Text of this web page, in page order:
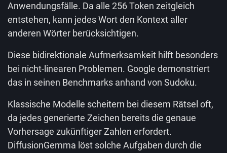
Anwendungsfälle. Da alle 256 Token zeitgleich
entstehen, kann jedes Wort den Kontext aller
anderen Wörter berücksichtigen.
Diese bidirektionale Aufmerksamkeit hilft besonders
bei nicht-linearen Problemen. Google demonstriert
das in seinen Benchmarks anhand von Sudoku.
Klassische Modelle scheitern bei diesem Rätsel oft,
da jedes generierte Zeichen bereits die genaue
Vorhersage zukünftiger Zahlen erfordert.
DiffusionGemma löst solche Aufgaben durch die